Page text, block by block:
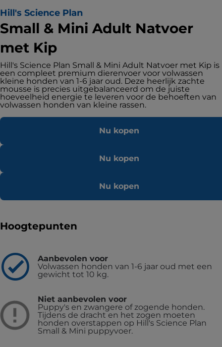
Hill's Science Plan
Small & Mini Adult Natvoer
met Kip
Hill's Science Plan Small & Mini Adult Natvoer met Kip is
een compleet premium dierenvoer voor volwassen
kleine honden van 1-6 jaar oud. Deze heerlijk zachte
mousse is precies uitgebalanceerd om de juiste
hoeveelheid energie te leveren voor de behoeften van
volwassen honden van kleine rassen.
Nu kopen
Nu kopen
Nu kopen
Hoogtepunten
Aanbevolen voor
Volwassen honden van 1-6 jaar oud met een
gewicht tot 10 kg.
Niet aanbevolen voor
Puppy's en zwangere of zogende honden.
Tijdens de dracht en het zogen moeten
honden overstappen op Hill's Science Plan
Small & Mini puppyvoer.